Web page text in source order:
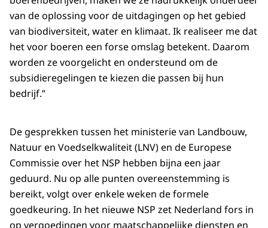
van de oplossing voor de uitdagingen op het gebied
van biodiversiteit, water en klimaat. Ik realiseer me dat
het voor boeren een forse omslag betekent. Daarom
worden ze voorgelicht en ondersteund om de
subsidieregelingen te kiezen die passen bij hun
bedrijf.”
De gesprekken tussen het ministerie van Landbouw,
Natuur en Voedselkwaliteit (LNV) en de Europese
Commissie over het NSP hebben bijna een jaar
geduurd. Nu op alle punten overeenstemming is
bereikt, volgt over enkele weken de formele
goedkeuring. In het nieuwe NSP zet Nederland fors in
op vergoedingen voor maatschappelijke diensten en